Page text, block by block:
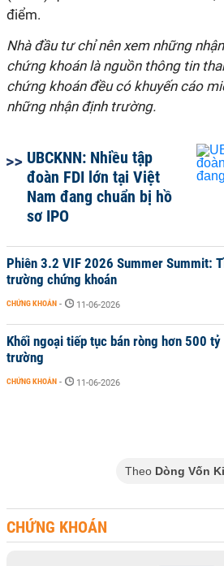
điểm.
Nhà đầu tư chỉ nên xem những
chứng khoán là nguồn thông tin
chứng khoán đều có khuyến cáo
những nhận định trường.
UBCKNN: Nhiều tập
đoàn FDI lớn tại Việt
Nam đang chuẩn bị hồ
sơ IPO
Phiên 3.2 VIF 2026 Summer Summit:
trường chứng khoán
CHỨNG KHOÁN - 11-06-2026
Khối ngoại tiếp tục bán ròng hơn 500
trường
CHỨNG KHOÁN - 11-06-2026
Theo Dòng Vốn
CHỨNG KHOÁN